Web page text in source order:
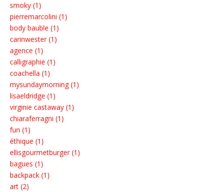
smoky (1)
pierremarcolini (1)
body bauble (1)
carinwester (1)
agence (1)
calligraphie (1)
coachella (1)
mysundaymorning (1)
lisaeldridge (1)
virginie castaway (1)
chiaraferragni (1)
fun (1)
éthique (1)
ellisgourmetburger (1)
bagues (1)
backpack (1)
art (2)